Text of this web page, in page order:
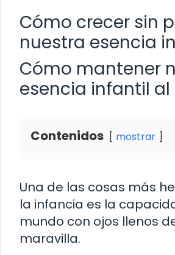
Cómo crecer sin
nuestra esencia
Cómo mantener
esencia infantil al
Contenidos mostrar
Una de las cosas más
la infancia es la
mundo con ojos llenos
maravilla.